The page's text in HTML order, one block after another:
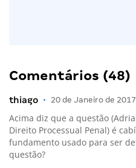
Comentários (48)
thiago • 20 de Janeiro de 2017
Acima diz que a questão
Direito Processual Penal) é
fundamento usado para ser
questão?